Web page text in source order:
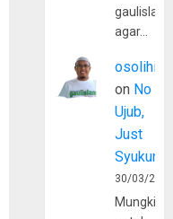
agar…
osolihin
on No
Ujub,
Just
Syukur
30/03/
Mungkin